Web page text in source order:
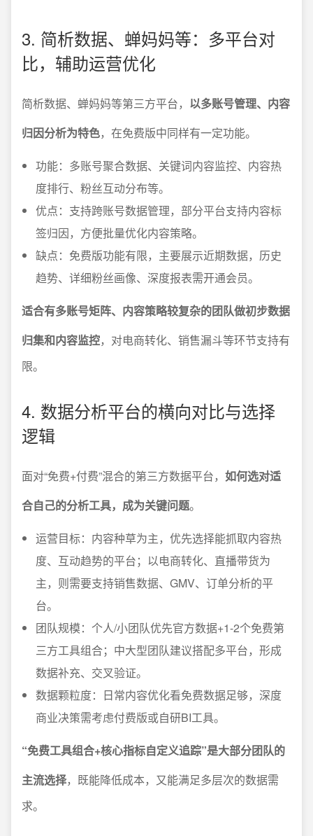
3. 简析数据、蝉妈妈等：多平台对
比，辅助运营优化
简析数据、蝉妈妈等第三方平台， 以多账号管理、内容
归因分析为特色，在免费版中同样有一定功能。
功能：多账号聚合数据、关键词内容监控、内容热
度排行、粉丝互动分布等。
优点：支持跨账号数据管理，部分平台支持内容标
签归因，方便批量优化内容策略。
缺点：免费版功能有限，主要展示近期数据，历史
趋势、详细粉丝画像、深度报表需开通会员。
适合有多账号矩阵、内容策略较复杂的团队做初步数据
归集和内容监控，对电商转化、销售漏斗等环节支持有
限。
4. 数据分析平台的横向对比与选择
逻辑
面对“免费+付费”混合的第三方数据平台， 如何选对适
合自己的分析工具，成为关键问题。
运营目标：内容种草为主，优先选择能抓取内容热
度、互动趋势的平台；以电商转化、直播带货为
主，则需要支持销售数据、GMV、订单分析的平
台。
团队规模：个人/小团队优先官方数据+1-2个免费第
三方工具组合；中大型团队建议搭配多平台，形成
数据补充、交叉验证。
数据颗粒度：日常内容优化看免费数据足够，深度
商业决策需考虑付费版或自研BI工具。
“免费工具组合+核心指标自定义追踪”是大部分团队的
主流选择，既能降低成本，又能满足多层次的数据需
求。